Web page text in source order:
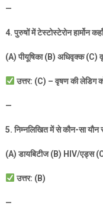
—
4.पुरुषों में टेस्टोस्टेरोन हार्मोन
(A)पीयूषिका (B) अधिवृक्क (C)
उत्तर: (C) –वृषण की लेडिग
—
5.निम्नलिखित में से कौन-सा यौन
(A)डायबिटीज (B) HIV/एड्स (
उत्तर: (B)
—